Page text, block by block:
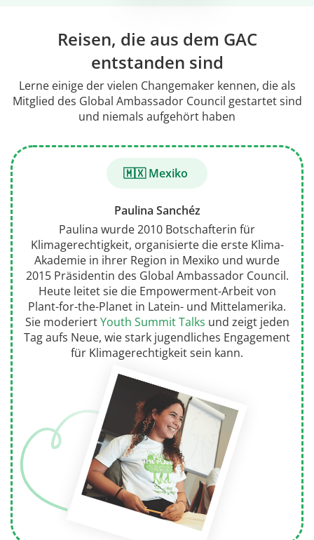
Reisen, die aus dem GAC
entstanden sind
Lerne einige der vielen Changemaker kennen, die als
Mitglied des Global Ambassador Council gestartet sind
und niemals aufgehört haben
🇲🇽 Mexiko
Paulina Sanchéz
Paulina wurde 2010 Botschafterin für
Klimagerechtigkeit, organisierte die erste Klima-
Akademie in ihrer Region in Mexiko und wurde
2015 Präsidentin des Global Ambassador Council.
Heute leitet sie die Empowerment-Arbeit von
Plant-for-the-Planet in Latein- und Mittelamerika.
Sie moderiertYouth Summit Talks und zeigt jeden
Tag aufs Neue, wie stark jugendliches Engagement
für Klimagerechtigkeit sein kann.